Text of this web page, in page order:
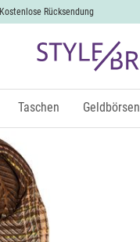
Kostenlose Rücksendung
Taschen Geldbörsen